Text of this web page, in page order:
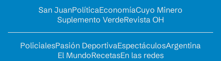
San JuanPolíticaEconomíaCuyo Minero
Suplemento VerdeRevista OH
PolicialesPasión DeportivaEspectáculosArgentina
El MundoRecetasEn las redes